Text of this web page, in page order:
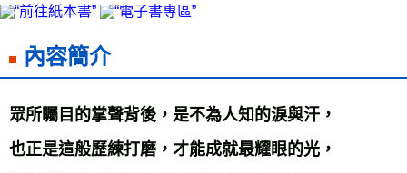
內容簡介
眾所矚目的掌聲背後，是不為人知的淚與汗，
也正是這般歷練打磨，才能成就最耀眼的光，